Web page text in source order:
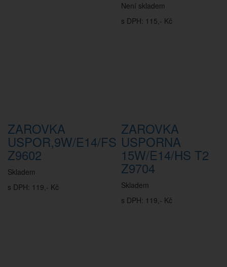
Není skladem
s DPH: 115,- Kč
ZAROVKA
USPOR,9W/E14/FS
Z9602
Skladem
s DPH: 119,- Kč
ZAROVKA
USPORNA
15W/E14/HS T2
Z9704
Skladem
s DPH: 119,- Kč